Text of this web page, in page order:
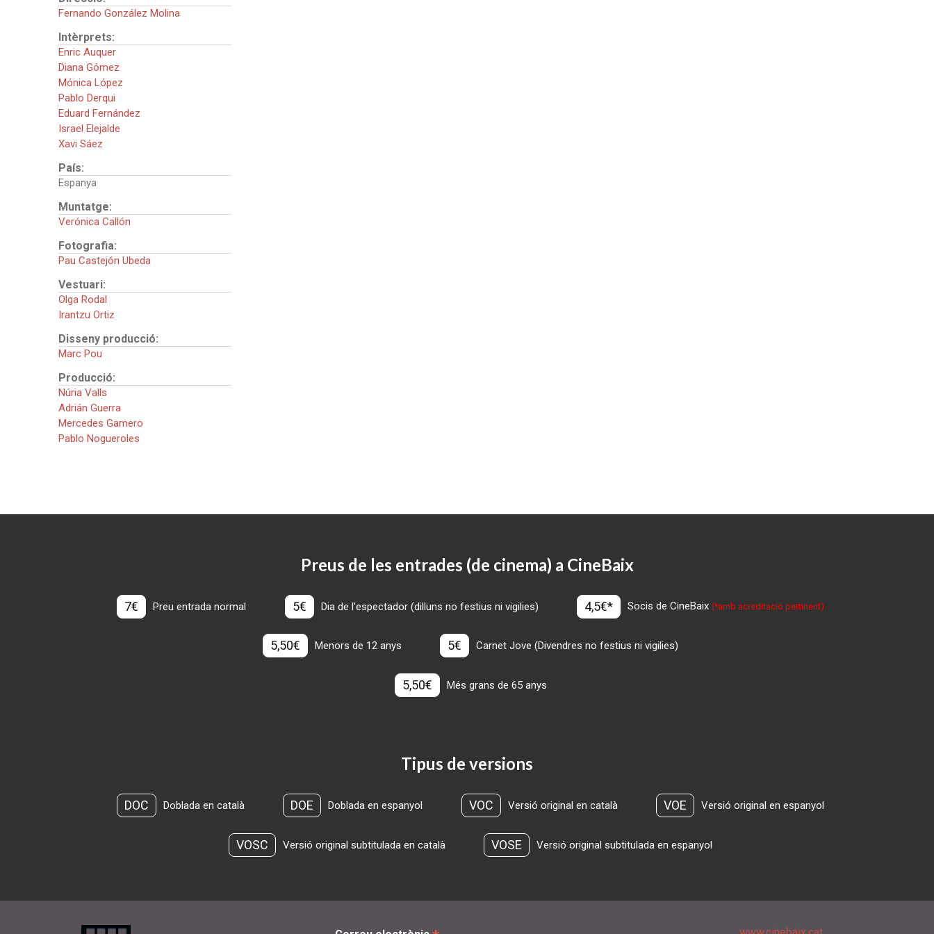
Fernando González Molina
Intèrprets:
Enric Auquer
Diana Gómez
Mónica López
Pablo Derqui
Eduard Fernández
Israel Elejalde
Xavi Sáez
País:
Espanya
Muntatge:
Verónica Callón
Fotografia:
Pau Castejón Ubeda
Vestuari:
Olga Rodal
Irantzu Ortiz
Disseny producció:
Marc Pou
Producció:
Núria Valls
Adrián Guerra
Mercedes Gamero
Pablo Nogueroles
Preus de les entrades (de cinema) a CineBaix
7€ Preu entrada normal 5€ Dia de l'espectador (dilluns no festius ni vigilies) 4,5€* Socis de CineBaix(*amb acreditació pertinent)
5,50€ Menors de 12 anys 5€ Carnet Jove (Divendres no festius ni vigilies)
5,50€ Més grans de 65 anys
Tipus de versions
DOC Doblada en català DOE Doblada en espanyol VOC Versió original en català VOE Versió original en espanyol
VOSC Versió original subtitulada en català VOSE Versió original subtitulada en espanyol